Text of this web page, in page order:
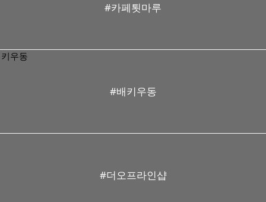
#카페툇마루
#배키우동
#더오프라인샵